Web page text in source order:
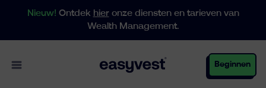
Nieuw! Ontdek hieronze diensten en tarieven van
Wealth Management.
Open main menu Beginnen